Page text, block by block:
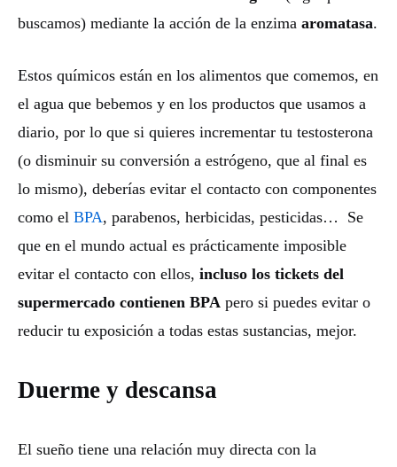
buscamos) mediante la acción de la enzima aromatasa.
Estos químicos están en los alimentos que comemos, en
el agua que bebemos y en los productos que usamos a
diario, por lo que si quieres incrementar tu testosterona
(o disminuir su conversión a estrógeno, que al final es
lo mismo), deberías evitar el contacto con componentes
como el BPA, parabenos, herbicidas, pesticidas… Se
que en el mundo actual es prácticamente imposible
evitar el contacto con ellos, incluso los tickets del
supermercado contienen BPA pero si puedes evitar o
reducir tu exposición a todas estas sustancias, mejor.
Duerme y descansa
El sueño tiene una relación muy directa con la